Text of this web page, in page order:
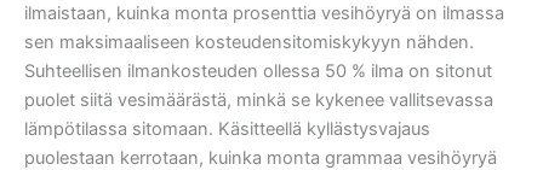
ilmaistaan, kuinka monta prosenttia vesihöyryä on ilmassa
sen maksimaaliseen kosteudensitomiskykyyn nähden.
Suhteellisen ilmankosteuden ollessa 50 % ilma on sitonut
puolet siitä vesimäärästä, minkä se kykenee vallitsevassa
lämpötilassa sitomaan. Käsitteellä kyllästysvajaus
puolestaan kerrotaan, kuinka monta grammaa vesihöyryä